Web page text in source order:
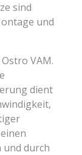
sind
und
VAM.
dient
und durch